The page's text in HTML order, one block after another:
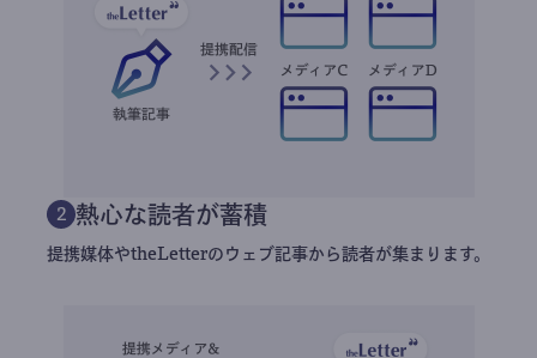
2 熱心な読者が蓄積
提携媒体やtheLetterのウェブ記事から読者が集まります。